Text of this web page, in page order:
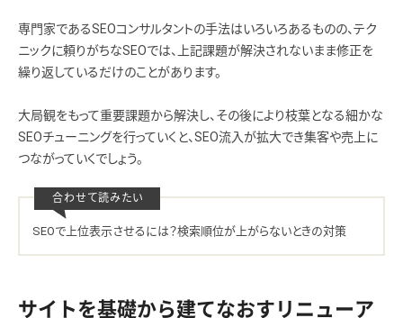
専門家であるSEOコンサルタントの手法はいろいろあるものの、テク
ニックに頼りがちなSEOでは、上記課題が解決されないまま修正を
繰り返しているだけのことがあります。
大局観をもって重要課題から解決し、その後により枝葉となる細かな
SEOチューニングを行っていくと、SEO流入が拡大でき集客や売上に
つながっていくでしょう。
SEOで上位表示させるには？検索順位が上がらないときの対策
サイトを基礎から建てなおすリニューア